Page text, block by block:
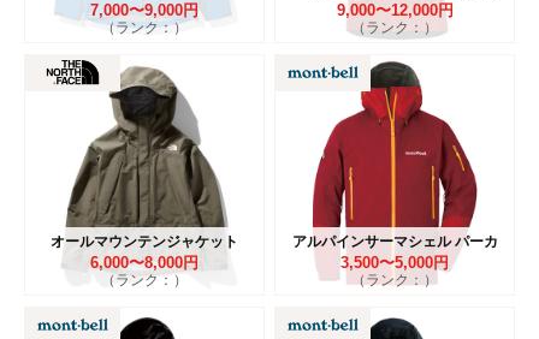
7,000〜9,000円
（ランク：）
9,000〜12,000円
（ランク：）
オールマウンテンジャケット
6,000〜8,000円
（ランク：）
アルパインサーマシェル パーカ
3,500〜5,000円
（ランク：）